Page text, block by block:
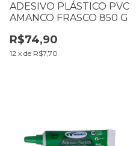
ADESIVO PLÁSTICO PVC
AMANCO FRASCO 850 G
R$74,90
12 x de R$7,70